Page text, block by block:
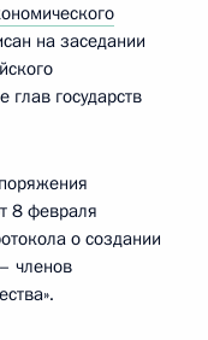
на заседании
глав государств
8 февраля
о создании
членов